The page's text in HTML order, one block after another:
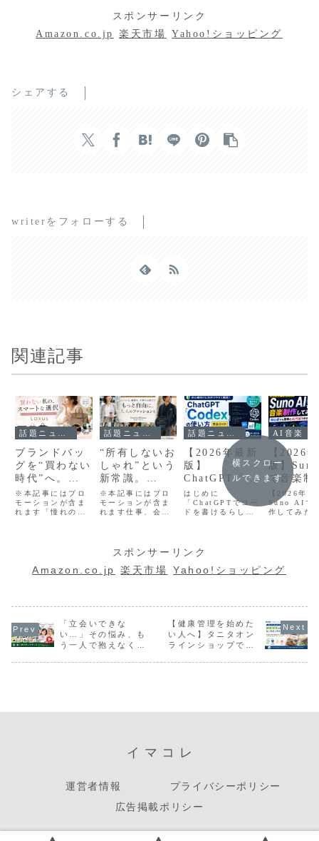
スポンサーリンク
Amazon.co.jp
楽天市場 Yahoo!ショッピング
シェアする
writerをフォローする
関連記事
ブランドバッ
グを“買わない
時代”へ。
Laxusで始め
るスマートな
バッグライフ
※本記事にはプロ
モーションが含ま
れます「憧れのブ
のたびに、違うバ
ッグを合わせた
いにしたくない」
女性の間で注目
さ...
“所有しないお
しゃれ”という
新常識。
AnotherADdr
essが都市で働
く大人世代に
※本記事にはプロ
モーションが含ま
れます仕事、会
50代になると、
「服」は単なるフ
ァッションではな
く、“ライフスタイ
しその一方で、毎
が気になる良...
【2026年最新
版】
ChatGPT「C
odex」の使い
方を初心者向
けに徹底解
せる時代へ
はじめに
「ChatGPTでコー
ドを書けるらしい
使える？」
「ChatGPTとの違
いが分からな
い…」最近、AIに
化しています。そ
ているのが、
Op...
【2026
版】
で音楽制
てみた！
者でも簡
AI作曲
【2026年最
Suno AIで
作してみた
のが、「
AI」です。
経験ゼロで
横スクロー
ルできます
スポンサーリンク
Amazon.co.jp
楽天市場 Yahoo!ショッピング
「立会いできな
い…」その悩み、も
う一人で抱えなくて
【健康管理を始めた
い人へ】タニタオン
ラインショップで買
イマコレ
運営者情報
プライバシーポリシー
広告掲載ポリシー